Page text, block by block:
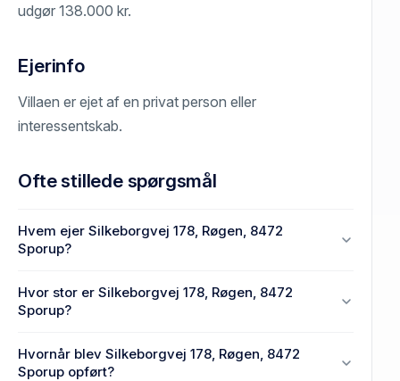
udgør 138.000 kr.
Ejerinfo
Villaen er ejet af en privat person eller
interessentskab.
Ofte stillede spørgsmål
Hvem ejer Silkeborgvej 178, Røgen, 8472
Sporup?
8472 Sporup.
Hvor stor er Silkeborgvej 178, Røgen, 8472
Sporup?
Røgen, 8472 Sporup.
Hvornår blev Silkeborgvej 178, Røgen, 8472
Sporup opført?